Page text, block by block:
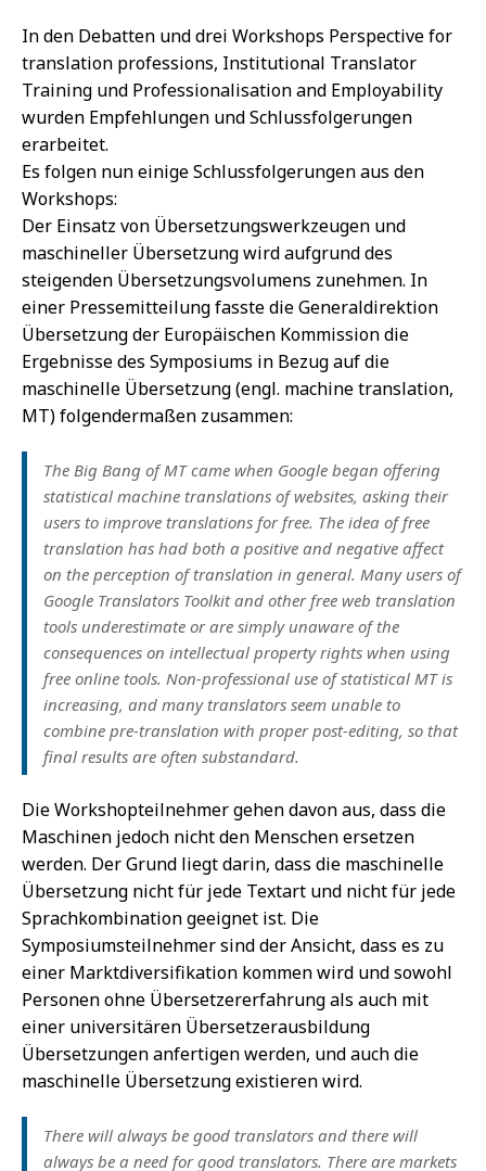
In den Debatten und drei Workshops Perspective for
translation professions, Institutional Translator
Training und Professionalisation and Employability
wurden Empfehlungen und Schlussfolgerungen
erarbeitet.
Es folgen nun einige Schlussfolgerungen aus den
Workshops:
Der Einsatz von Übersetzungswerkzeugen und
maschineller Übersetzung wird aufgrund des
steigenden Übersetzungsvolumens zunehmen. In
einer Pressemitteilung fasste die Generaldirektion
Übersetzung der Europäischen Kommission die
Ergebnisse des Symposiums in Bezug auf die
maschinelle Übersetzung (engl. machine translation,
MT) folgendermaßen zusammen:
The Big Bang of MT came when Google began offering
statistical machine translations of websites, asking their
users to improve translations for free. The idea of free
translation has had both a positive and negative affect
on the perception of translation in general. Many users of
Google Translators Toolkit and other free web translation
tools underestimate or are simply unaware of the
consequences on intellectual property rights when using
free online tools. Non-professional use of statistical MT is
increasing, and many translators seem unable to
combine pre-translation with proper post-editing, so that
final results are often substandard.
Die Workshopteilnehmer gehen davon aus, dass die
Maschinen jedoch nicht den Menschen ersetzen
werden. Der Grund liegt darin, dass die maschinelle
Übersetzung nicht für jede Textart und nicht für jede
Sprachkombination geeignet ist. Die
Symposiumsteilnehmer sind der Ansicht, dass es zu
einer Marktdiversifikation kommen wird und sowohl
Personen ohne Übersetzererfahrung als auch mit
einer universitären Übersetzerausbildung
Übersetzungen anfertigen werden, und auch die
maschinelle Übersetzung existieren wird.
There will always be good translators and there will
always be a need for good translators. There are markets